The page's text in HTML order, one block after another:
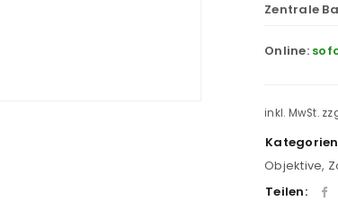
Zentrale
Online:
inkl. MwSt.
Objektive,
Teilen: